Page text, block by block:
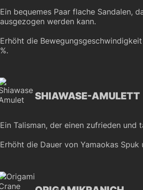
Ein bequemes Paar flache Sandalen,
ausgezogen werden kann.
Erhöht die
%.
SHIAWASE-AMULETT
Ein Talisman, der einen zufrieden und
Erhöht die Dauer von Yamaokas Spuk